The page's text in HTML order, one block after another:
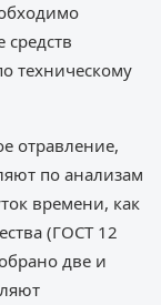
средств
техническому
отравление,
по анализам
времени, как
(ГОСТ 12
две и